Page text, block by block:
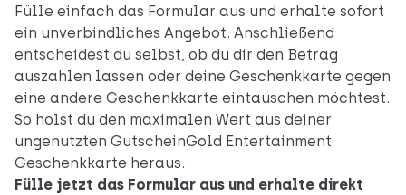
Fülle einfach das Formular aus und erhalte sofort
ein unverbindliches Angebot. Anschließend
entscheidest du selbst, ob du dir den Betrag
auszahlen lassen oder deine Geschenkkarte gegen
eine andere Geschenkkarte eintauschen möchtest.
So holst du den maximalen Wert aus deiner
ungenutzten GutscheinGold Entertainment
Geschenkkarte heraus.
Fülle jetzt das Formular aus und erhalte direkt